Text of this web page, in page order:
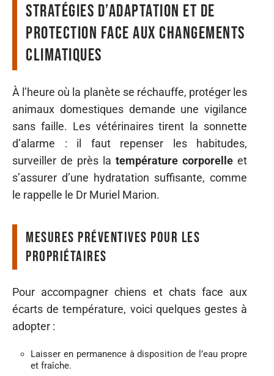
Stratégies d’adaptation et de
protection face aux changements
climatiques
À l’heure où la planète se réchauffe, protéger les
animaux domestiques demande une vigilance
sans faille. Les vétérinaires tirent la sonnette
d’alarme : il faut repenser les habitudes,
surveiller de près la température corporelle et
s’assurer d’une hydratation suffisante, comme
le rappelle le Dr Muriel Marion.
Mesures préventives pour les
propriétaires
Pour accompagner chiens et chats face aux
écarts de température, voici quelques gestes à
adopter :
Laisser en permanence à disposition de l’eau propre
et fraîche.